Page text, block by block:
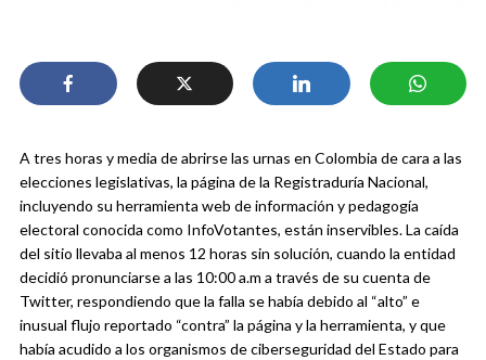
A tres horas y media de abrirse las urnas en Colombia de cara a las
elecciones legislativas, la página de la Registraduría Nacional,
incluyendo su herramienta web de información y pedagogía
electoral conocida como InfoVotantes, están inservibles. La caída
del sitio llevaba al menos 12 horas sin solución, cuando la entidad
decidió pronunciarse a las 10:00 a.m a través de su cuenta de
Twitter, respondiendo que la falla se había debido al “alto” e
inusual flujo reportado “contra” la página y la herramienta, y que
había acudido a los organismos de ciberseguridad del Estado para